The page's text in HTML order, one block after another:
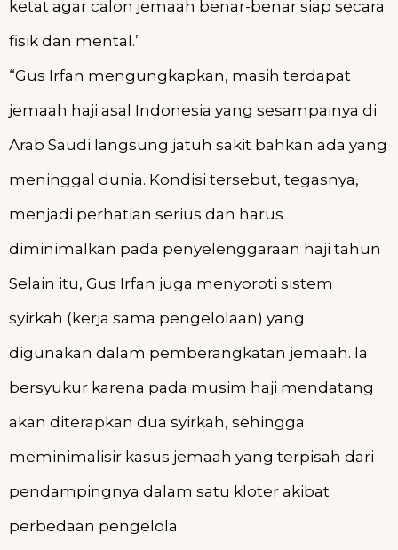
ketat agar calon jemaah benar-benar siap secara
fisik dan mental.’
“Gus Irfan mengungkapkan, masih terdapat
jemaah haji asal Indonesia yang sesampainya di
Arab Saudi langsung jatuh sakit bahkan ada yang
meninggal dunia. Kondisi tersebut, tegasnya,
menjadi perhatian serius dan harus
diminimalkan pada penyelenggaraan haji tahun
Selain itu, Gus Irfan juga menyoroti sistem
syirkah (kerja sama pengelolaan) yang
digunakan dalam pemberangkatan jemaah. Ia
bersyukur karena pada musim haji mendatang
akan diterapkan dua syirkah, sehingga
meminimalisir kasus jemaah yang terpisah dari
pendampingnya dalam satu kloter akibat
perbedaan pengelola.